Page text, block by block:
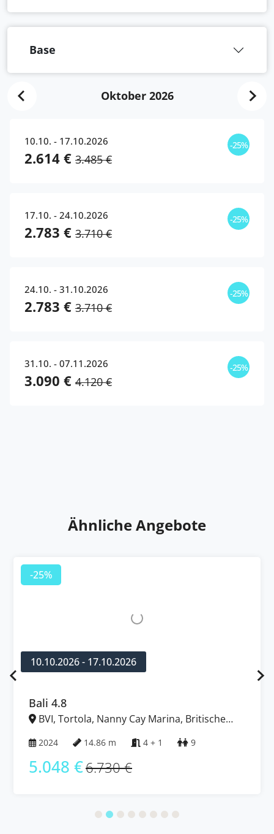
Base
Oktober 2026
10.10. - 17.10.2026 -25%
2.614 € 3.485 €
17.10. - 24.10.2026 -25%
2.783 € 3.710 €
24.10. - 31.10.2026 -25%
2.783 € 3.710 €
31.10. - 07.11.2026 -25%
3.090 € 4.120 €
Ähnliche Angebote
-25%
10.10.2026 - 17.10.2026
Bali 4.8
BVI, Tortola, Nanny Cay Marina, Britische
2024 14.86 m 4 + 1 9
5.048 €6.730 €